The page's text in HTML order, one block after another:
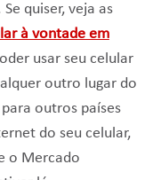
quiser, veja as
à vontade em
usar seu celular
outro lugar do
outros países
do seu celular,
o Mercado